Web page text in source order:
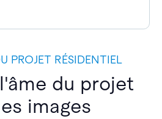
PROJET RÉSIDENTIEL
du projet
images